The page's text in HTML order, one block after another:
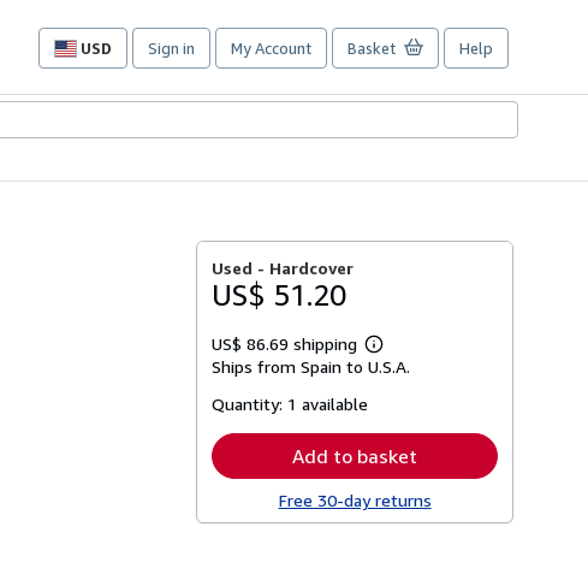
USD
Site
preferences
Sign in My Account Basket Help
Used - Hardcover
US$ 51.20
US$ 86.69 shipping
Learn
more
Ships from Spain to U.S.A.
Quantity: 1 available
Add to basket
Free 30-day returns